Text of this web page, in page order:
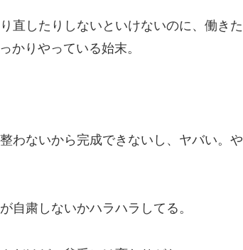
直したりしないといけないのに、働きた
かりやっている始末。
わないから完成できないし、ヤバい。や
自粛しないかハラハラしてる。